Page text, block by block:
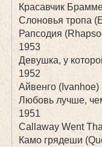
Красавчик
Слоновья тропа
Рапсодия
1953
Девушка, у
1952
Айвенго (Ivanhoe)
Любовь лучше,
1951
Callaway Went
Камо грядеши